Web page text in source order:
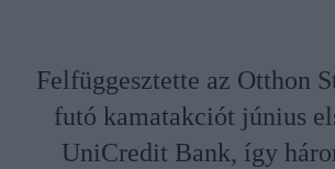
Felfüggesztette az Otthon
futó kamatakciót június
UniCredit Bank, így